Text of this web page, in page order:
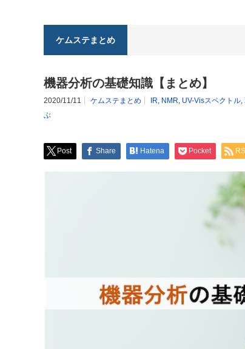
ケムステまとめ
機器分析の基礎知識【まとめ】
2020/11/11 ケムステまとめ IR, NMR, UV-Visスペクトル,
ぶ
Post Share Hatena Pocket